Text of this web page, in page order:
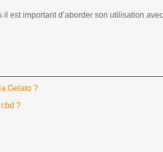
est important d’aborder son utilisation
Gelato ?
?